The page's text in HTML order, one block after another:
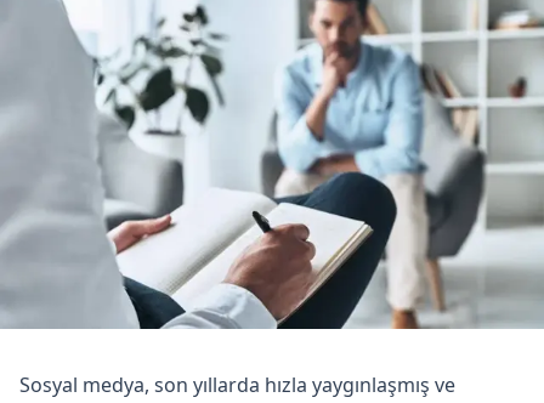
Sosyal medya, son yıllarda hızla yaygınlaşmış ve